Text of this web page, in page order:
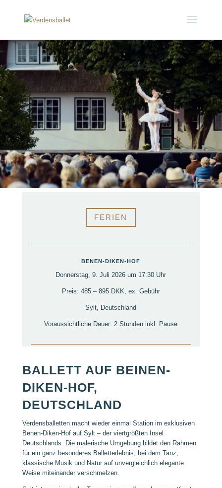
FERIEN
BENEN-DIKEN-HOF
Donnerstag, 9. Juli 2026 um 17:30 Uhr
Preis: 485 – 895 DKK, ex. Gebühr
Sylt, Deutschland
Voraussichtliche Dauer: 2 Stunden inkl. Pause
BALLETT AUF BEINEN-
DIKEN-HOF,
DEUTSCHLAND
Verdensballetten macht wieder einmal Station im exklusiven
Benen-Diken-Hof auf Sylt – der viertgrößten Insel
Deutschlands. Die malerische Umgebung bildet den Rahmen
für ein ganz besonderes Balletterlebnis, bei dem Tanz,
klassische Musik und Natur auf unvergleichlich elegante
Weise miteinander verschmelzen.